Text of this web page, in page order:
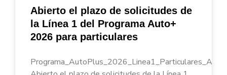
Abierto el plazo de solicitudes de
la Línea 1 del Programa Auto+
2026 para particulares